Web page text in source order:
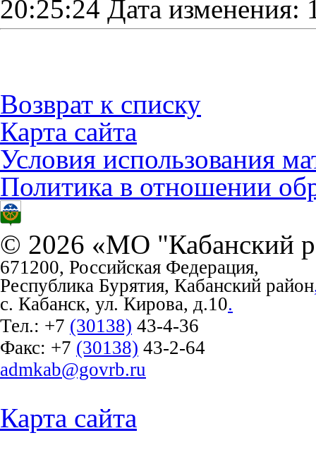
20:25:24 Дата изменения:
Возврат к списку
Карта сайта
Условия использования
Политика в отношении
© 2026 «МО "Кабанский
671200, Российская Федерация,
Республика Бурятия, Кабанский район
с. Кабанск, ул. Кирова, д.10.
Тел.: +7 (30138) 43-4-36
Факс: +7 (30138) 43-2-64
admkab@govrb.ru
Карта сайта